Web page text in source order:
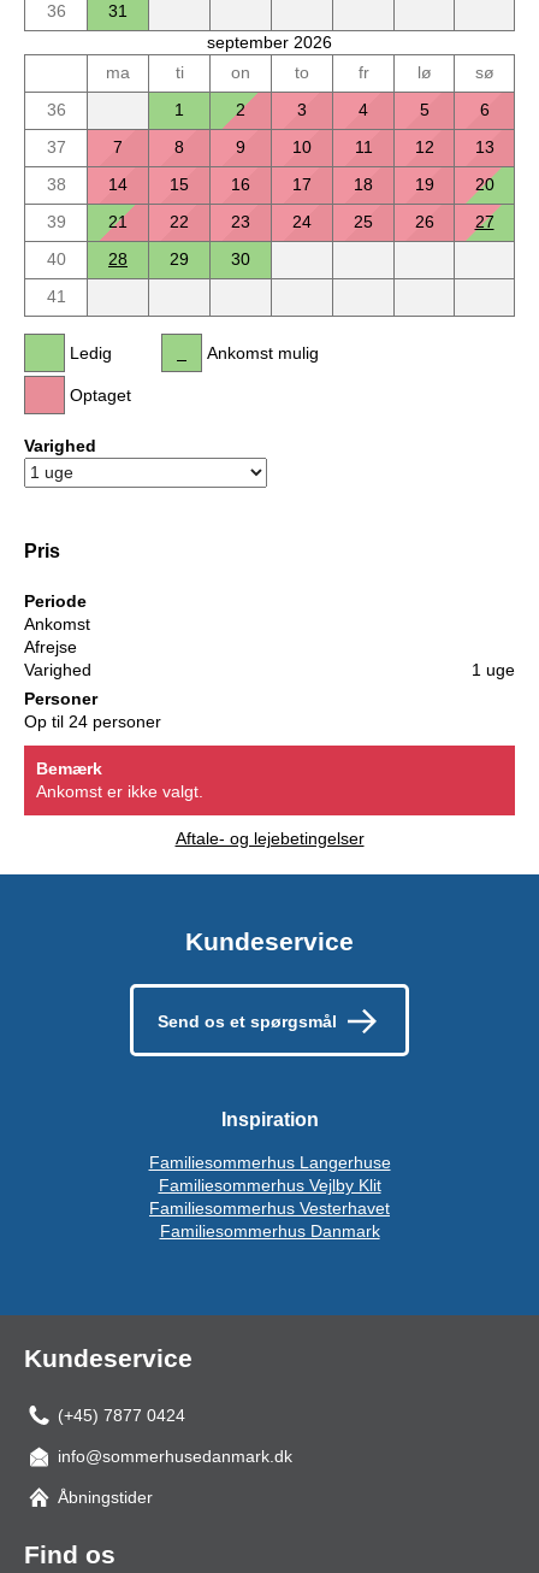
36
31
september 2026
ma
ti on to fr lø
sø
36
1 2 3 4 5
6
37
7 8 9 10 11 12
13
38
14 15 16 17 18 19
20
39
21 22 23 24 25 26
27
40
28 29
30
41
Ledig
Optaget
Ankomst mulig
Varighed
Pris
Periode
Ankomst
Afrejse
Varighed
1 uge
Personer
Op til 24 personer
Bemærk
Ankomst er ikke valgt.
Aftale- og lejebetingelser
Kundeservice
Send os et spørgsmål
Inspiration
Familiesommerhus Langerhuse
Familiesommerhus Vejlby Klit
Familiesommerhus Vesterhavet
Familiesommerhus Danmark
Kundeservice
(+45) 7877 0424
info@sommerhusedanmark.dk
Åbningstider
Find os